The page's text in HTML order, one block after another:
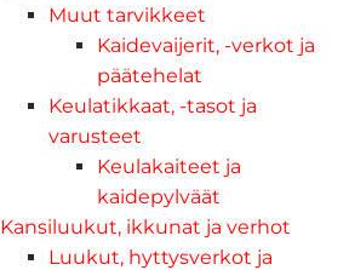
Muut tarvikkeet
Kaidevaijerit, -verkot ja
päätehelat
Keulatikkaat, -tasot ja
varusteet
Keulakaiteet ja
kaidepylväät
Kansiluukut, ikkunat ja verhot
Luukut, hyttysverkot ja